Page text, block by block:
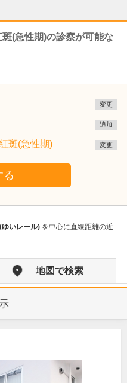
(急性期)の診察が可能な
変更
追加
斑(急性期) 変更
る
ゆいレール) を中心に直線距離の近
地図で検索